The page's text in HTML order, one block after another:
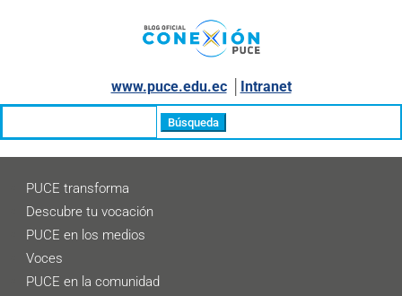
www.puce.edu.ec│ Intranet
PUCE transforma
Descubre tu vocación
PUCE en los medios
Voces
PUCE en la comunidad